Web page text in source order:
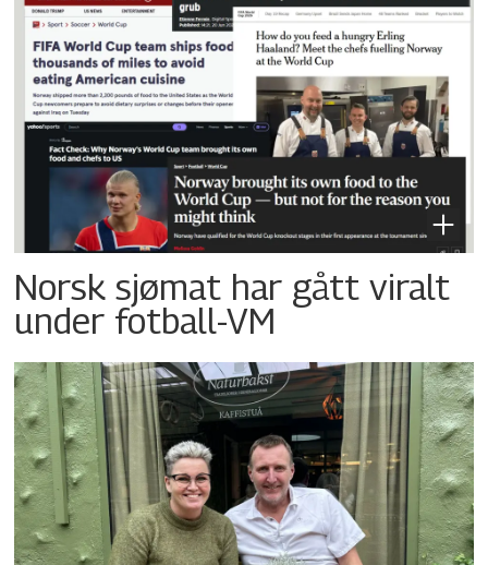
Norsk sjømat har gått viralt
under fotball-VM